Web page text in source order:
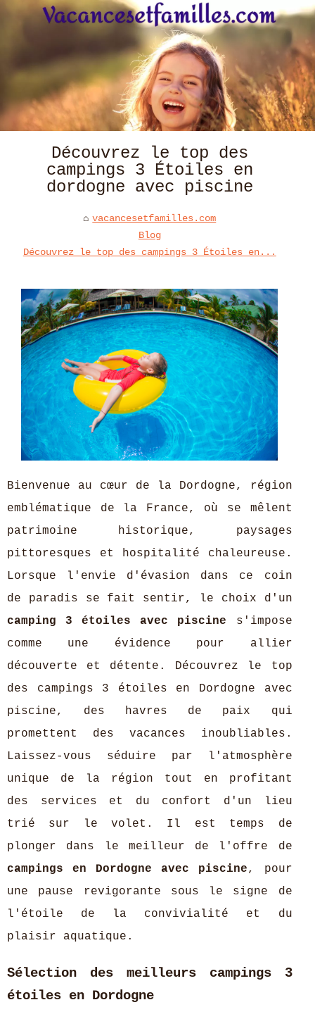
Découvrez le top des
campings 3 Étoiles en
dordogne avec piscine
vacancesetfamilles.com
Blog
Découvrez le top des campings 3 Étoiles en...
Bienvenue au cœur de la Dordogne, région
emblématique de la France, où se mêlent
patrimoine historique, paysages
pittoresques et hospitalité chaleureuse.
Lorsque l'envie d'évasion dans ce coin
de paradis se fait sentir, le choix d'un
camping 3 étoiles avec piscine s'impose
comme une évidence pour allier
découverte et détente. Découvrez le top
des campings 3 étoiles en Dordogne avec
piscine, des havres de paix qui
promettent des vacances inoubliables.
Laissez-vous séduire par l'atmosphère
unique de la région tout en profitant
des services et du confort d'un lieu
trié sur le volet. Il est temps de
plonger dans le meilleur de l'offre de
campings en Dordogne avec piscine, pour
une pause revigorante sous le signe de
l'étoile de la convivialité et du
plaisir aquatique.
Sélection des meilleurs campings 3
étoiles en Dordogne